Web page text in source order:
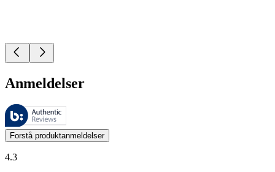
Anmeldelser
Disse anmeldelsene forvaltes av Bazaarvoice og overholder
Kundenes meninger i form av produkt- og stjernevurdering er
Forstå produktanmeldelser
4.3